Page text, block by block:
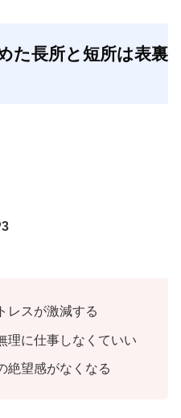
た長所と短所は表裏
スが激減する
に仕事しなくていい
望感がなくなる